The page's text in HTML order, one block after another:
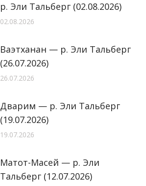
р. Эли Тальберг (02.08.2026)
02.08.2026
Ваэтханан — р. Эли Тальберг
(26.07.2026)
26.07.2026
Дварим — р. Эли Тальберг
(19.07.2026)
19.07.2026
Матот-Масей — р. Эли
Тальберг (12.07.2026)